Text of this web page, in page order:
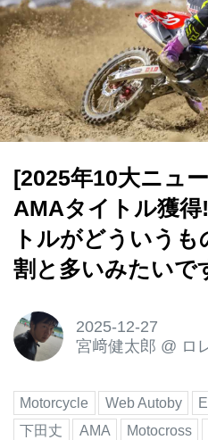
[2025年10大ニュ
AMAタイトル獲
トルがどういう
割と多いみたいで
2025-12-27
宮﨑健太郎 @ ロ
Motorcycle Web Autoby
下田丈
AMA Motocross